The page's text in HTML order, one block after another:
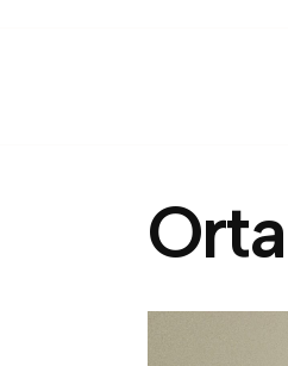
Orta